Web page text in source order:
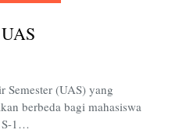
(UAS) yang
berbeda bagi mahasiswa
S-1…